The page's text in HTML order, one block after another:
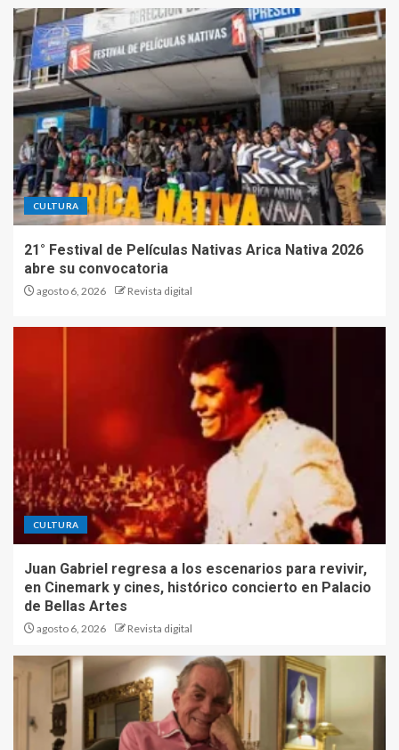
CULTURA
21° Festival de Películas Nativas Arica Nativa 2026
abre su convocatoria
agosto 6, 2026 Revista digital
CULTURA
Juan Gabriel regresa a los escenarios para revivir,
en Cinemark y cines, histórico concierto en Palacio
de Bellas Artes
agosto 6, 2026 Revista digital